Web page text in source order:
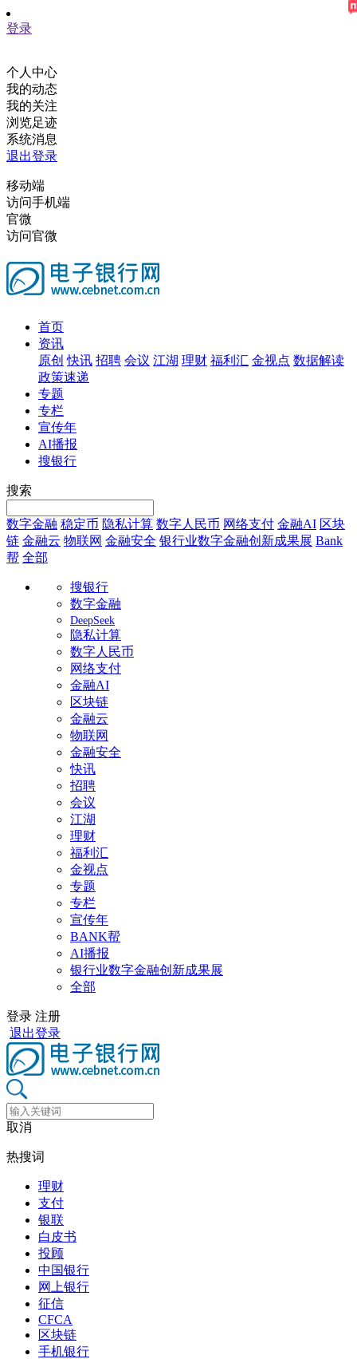
登录
个人中心
我的动态
我的关注
浏览足迹
系统消息
退出登录
移动端
访问手机端
官微
访问官微
首页
资讯
原创 快讯 招聘 会议 江湖 理财 福利汇 金视点 数据解读
政策速递
专题
专栏
宣传年
AI播报
搜银行
搜索
数字金融 稳定币 隐私计算 数字人民币 网络支付 金融AI 区块
链 金融云 物联网 金融安全 银行业数字金融创新成果展 Bank
帮 全部
搜银行
数字金融
DeepSeek
隐私计算
数字人民币
网络支付
金融AI
区块链
金融云
物联网
金融安全
快讯
招聘
会议
江湖
理财
福利汇
金视点
专题
专栏
宣传年
BANK帮
AI播报
银行业数字金融创新成果展
全部
登录 注册
退出登录
取消
热搜词
理财
支付
银联
白皮书
投顾
中国银行
网上银行
征信
CFCA
区块链
手机银行